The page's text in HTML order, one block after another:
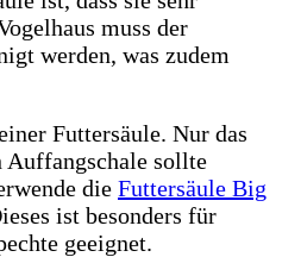
muss der
werden, was zudem
Futtersäule. Nur das
sollte
die Futtersäule Big
ist besonders für
geeignet.